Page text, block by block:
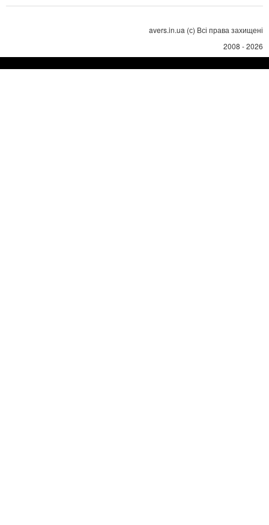
avers.in.ua (с) Всі права захищені
2008 - 2026